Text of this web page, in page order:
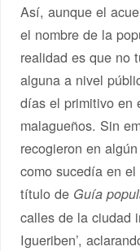
Así, aunque el
el nombre de la
realidad es que no
alguna a nivel
días el primitivo en
malagueños. Sin
recogieron en
como sucedía en
título de Guía
calles de la ciudad
Igueriben’,